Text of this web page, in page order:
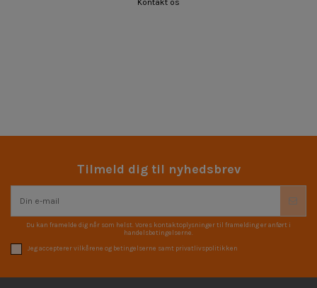
Tilmeld dig til nyhedsbrev
Du kan framelde dig når som helst. Vores kontaktoplysninger til framelding er anført i
handelsbetingelserne.
Jeg accepterer vilkårene og betingelserne samt privatlivspolitikken